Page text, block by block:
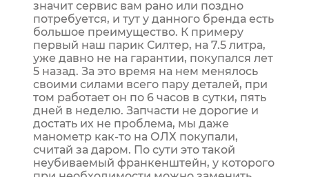
значит сервис вам рано или поздно
потребуется, и тут у данного бренда есть
большое преимущество. К примеру
первый наш парик Силтер, на 7.5 литра,
уже давно не на гарантии, покупался лет
5 назад. За это время на нем менялось
своими силами всего пару деталей, при
том работает он по 6 часов в сутки, пять
дней в неделю. Запчасти не дорогие и
достать их не проблема, мы даже
манометр как-то на ОЛХ покупали,
считай за даром. По сути это такой
неубиваемый франкенштейн, у которого